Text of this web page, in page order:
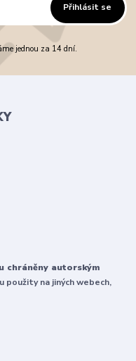
Přihlásit se
jednou za 14 dní.
chráněny autorským
použity na jiných webech,